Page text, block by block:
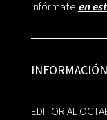
Infórmate en
EDITORIAL